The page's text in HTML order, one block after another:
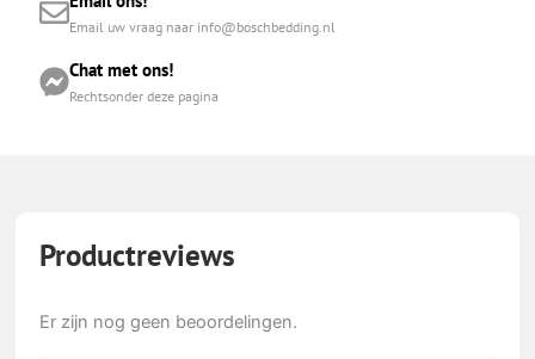
Email uw vraag naar info@boschbedding.nl
Chat met ons!
Rechtsonder deze pagina
Productreviews
Er zijn nog geen beoordelingen.